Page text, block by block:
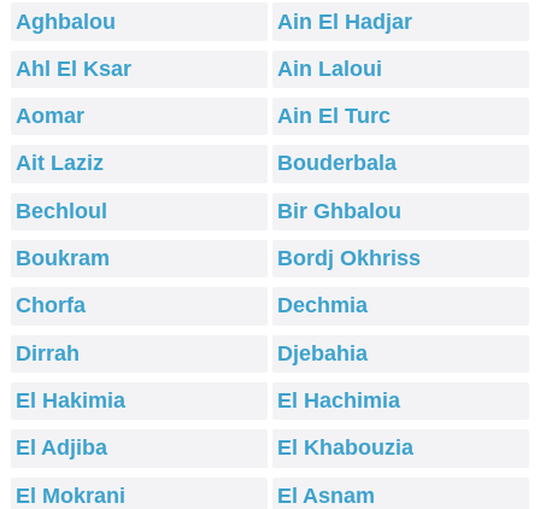
Aghbalou
Ain El Hadjar
Ahl El Ksar
Ain Laloui
Aomar
Ain El Turc
Ait Laziz
Bouderbala
Bechloul
Bir Ghbalou
Boukram
Bordj Okhriss
Chorfa
Dechmia
Dirrah
Djebahia
El Hakimia
El Hachimia
El Adjiba
El Khabouzia
El Mokrani
El Asnam